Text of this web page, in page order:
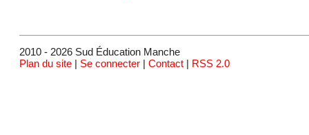
2010 - 2026 Sud Éducation Manche
Plan du site | Se connecter | Contact | RSS 2.0